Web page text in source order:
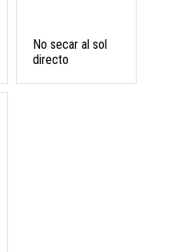
No secar al sol
directo